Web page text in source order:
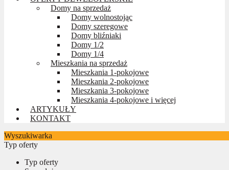
Domy na sprzedaż
Domy wolnostojąc
Domy szeregowe
Domy bliźniaki
Domy 1/2
Domy 1/4
Mieszkania na sprzedaż
Mieszkania 1-pokojowe
Mieszkania 2-pokojowe
Mieszkania 3-pokojowe
Mieszkania 4-pokojowe i więcej
ARTYKUŁY
KONTAKT
Wyszukiwarka
Typ oferty
Typ oferty